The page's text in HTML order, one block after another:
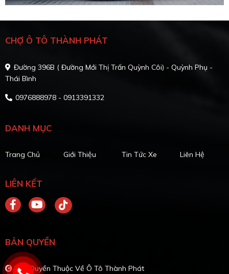
CHỢ Ô TÔ THÀNH PHÁT
Đường 396B ( Đường Mới Thị Trấn Quỳnh Côi) - Quỳnh Phụ -
Thái Bình
0976888978 - 0913391332
DANH MỤC
Trang Chủ Giới Thiệu Tin Tức Xe Liên Hệ
LIÊN KẾT
BẢN QUYỀN
Bản Quyền Thuộc Về Ô Tô Thành Phát